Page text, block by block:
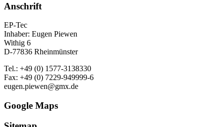
Anschrift
EP-Tec
Inhaber: Eugen Piewen
Withig 6
D-77836 Rheinmünster
Tel.: +49 (0) 1577-3138330
Fax: +49 (0) 7229-949999-6
eugen.piewen@gmx.de
Google Maps